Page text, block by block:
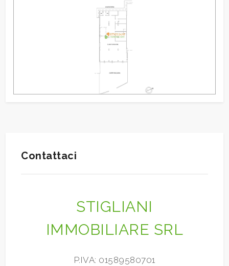
Contattaci
STIGLIANI
IMMOBILIARE SRL
P.IVA: 01589580701